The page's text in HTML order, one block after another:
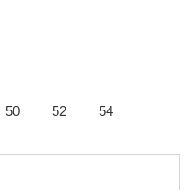
50 52 54